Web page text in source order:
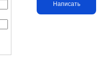
Написать